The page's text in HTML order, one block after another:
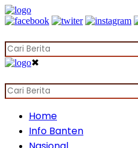
✖
Home
Info Banten